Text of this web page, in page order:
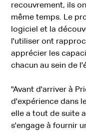
recouvrement, ils
même temps. Le
logiciel et la
l'utiliser ont
apprécier les
chacun au sein de
"Avant d'arriver à
d'expérience dans
elle a tout de suite
s'engage à fournir